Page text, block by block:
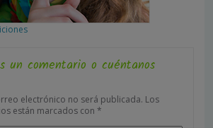
un comentario o cuéntanos
electrónico no será publicada. Los
están marcados con *